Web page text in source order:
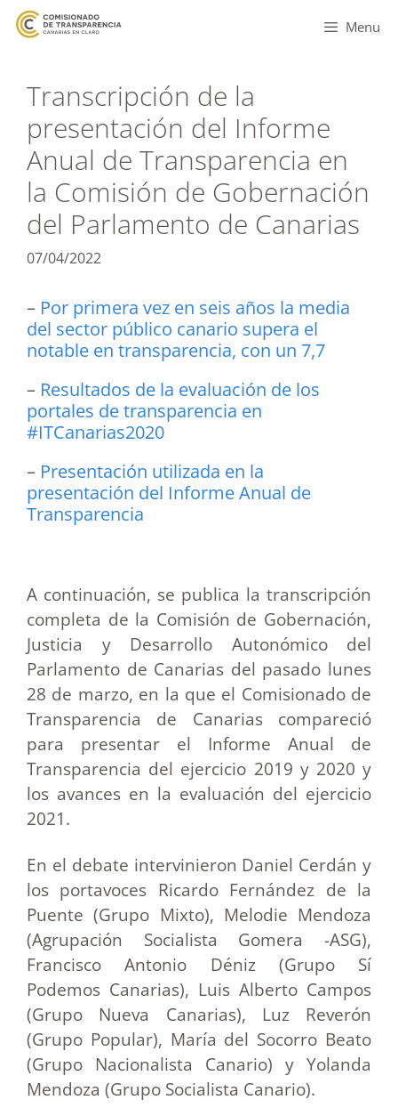
Menu
Transcripción de la
presentación del Informe
Anual de Transparencia en
la Comisión de Gobernación
del Parlamento de Canarias
07/04/2022
– Por primera vez en seis años la media
del sector público canario supera el
notable en transparencia, con un 7,7
– Resultados de la evaluación de los
portales de transparencia en
#ITCanarias2020
– Presentación utilizada en la
presentación del Informe Anual de
Transparencia
A continuación, se publica la transcripción
completa de la Comisión de Gobernación,
Justicia y Desarrollo Autonómico del
Parlamento de Canarias del pasado lunes
28 de marzo, en la que el Comisionado de
Transparencia de Canarias compareció
para presentar el Informe Anual de
Transparencia del ejercicio 2019 y 2020 y
los avances en la evaluación del ejercicio
2021.
En el debate intervinieron Daniel Cerdán y
los portavoces Ricardo Fernández de la
Puente (Grupo Mixto), Melodie Mendoza
(Agrupación Socialista Gomera -ASG),
Francisco Antonio Déniz (Grupo Sí
Podemos Canarias), Luis Alberto Campos
(Grupo Nueva Canarias), Luz Reverón
(Grupo Popular), María del Socorro Beato
(Grupo Nacionalista Canario) y Yolanda
Mendoza (Grupo Socialista Canario).